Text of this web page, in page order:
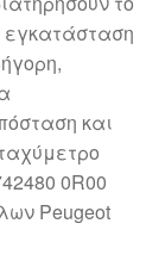
εγκατάσταση
και
0R00
Peugeot